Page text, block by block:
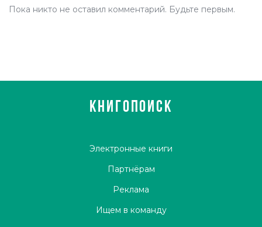
Пока никто не оставил комментарий. Будьте первым.
КНИГОПОИСК
Электронные книги
Партнёрам
Реклама
Ищем в команду